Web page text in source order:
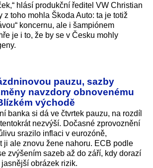
hlásí produkční ředitel VW Christian
z toho mohla Škoda Auto: ta je totiž
koncernu, ale i šampiónem
je i to, že by se v Česku mohly
pauzu, sazby
navzdory obnovenému
východě
banka si dá ve čtvrtek pauzu, na rozdíl
nezvýší. Dočasné zprovoznění
srazilo inflaci v eurozóně,
ji ale znovu žene nahoru. ECB podle
zvýšením sazeb až do září, kdy dorazí
obrázek rizik.